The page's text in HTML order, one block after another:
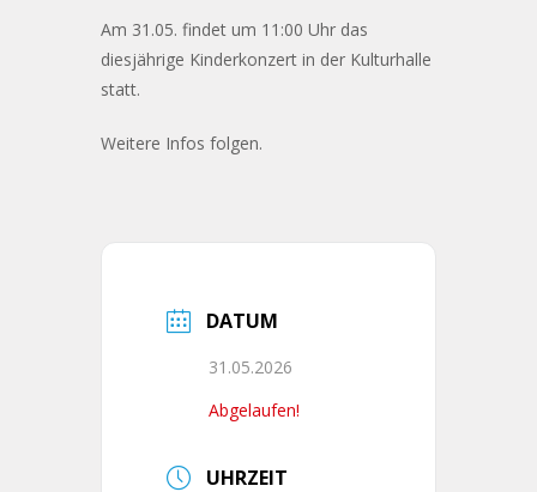
Am 31.05. findet um 11:00 Uhr das
diesjährige Kinderkonzert in der Kulturhalle
statt.
Weitere Infos folgen.
DATUM
31.05.2026
Abgelaufen!
UHRZEIT